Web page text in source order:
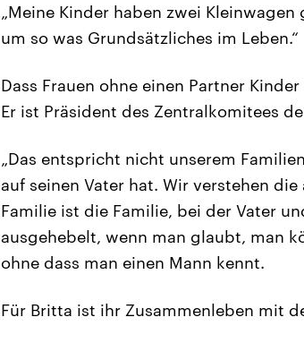
„Meine Kinder haben zwei
um so was Grundsätzliches im Leben.“
Dass Frauen ohne einen Partner
Er ist Präsident des Zentralkomitees
„Das entspricht nicht unserem
auf seinen Vater hat. Wir verstehen
Familie ist die Familie, bei der Vater
ausgehebelt, wenn man glaubt, man
ohne dass man einen Mann kennt.
Für Britta ist ihr Zusammenleben mit